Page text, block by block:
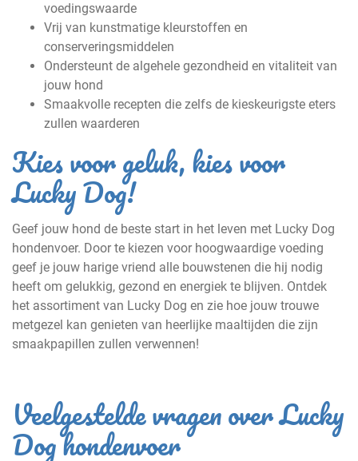
voedingswaarde
Vrij van kunstmatige kleurstoffen en
conserveringsmiddelen
Ondersteunt de algehele gezondheid en vitaliteit van
jouw hond
Smaakvolle recepten die zelfs de kieskeurigste eters
zullen waarderen
Kies voor geluk, kies voor
Lucky Dog!
Geef jouw hond de beste start in het leven met Lucky Dog
hondenvoer. Door te kiezen voor hoogwaardige voeding
geef je jouw harige vriend alle bouwstenen die hij nodig
heeft om gelukkig, gezond en energiek te blijven. Ontdek
het assortiment van Lucky Dog en zie hoe jouw trouwe
metgezel kan genieten van heerlijke maaltijden die zijn
smaakpapillen zullen verwennen!
Veelgestelde vragen over Lucky
Dog hondenvoer